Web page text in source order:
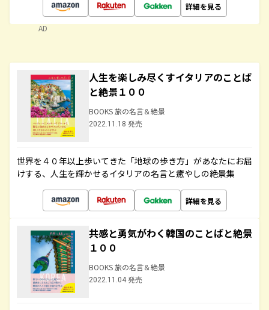
詳細を見る
AD
人生を楽しみ尽くすイタリアのことば
と絶景１００
BOOKS 旅の名言＆絶景
2022.11.18 発売
世界を４０年以上歩いてきた「地球の歩き方」があなたにお届
けする、人生を輝かせるイタリアの名言と癒やしの絶景集
詳細を見る
共感と勇気がわく韓国のことばと絶景
１００
BOOKS 旅の名言＆絶景
2022.11.04 発売